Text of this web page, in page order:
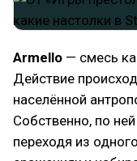
Armello — смесь
Действие
населённой
Собственно, по
переходя из